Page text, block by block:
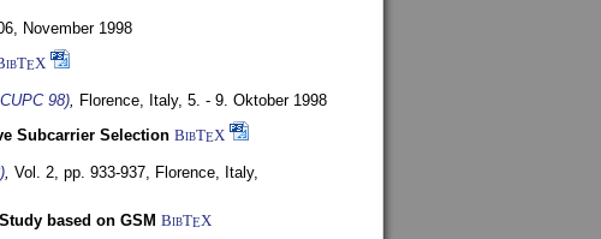
November 1998
EX
98), Florence, Italy, 5. - 9. Oktober 1998
Subcarrier Selection BibTEX
, Vol. 2, pp. 933-937, Florence, Italy,
based on GSM BibTEX